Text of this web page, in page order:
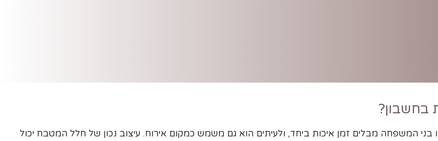
המשפחה מבלים זמן איכות ביחד, ולעיתים הוא גם משמש כמקום אירוח. עיצוב נכון של חלל המטבח יכול